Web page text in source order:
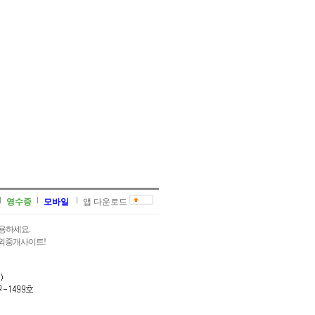
영수증 모바일 앱 다운로드
하세요.
중개사이트!